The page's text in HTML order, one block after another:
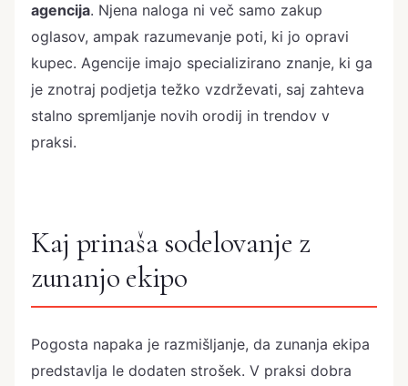
agencija. Njena naloga ni več samo zakup
oglasov, ampak razumevanje poti, ki jo opravi
kupec. Agencije imajo specializirano znanje, ki ga
je znotraj podjetja težko vzdrževati, saj zahteva
stalno spremljanje novih orodij in trendov v
praksi.
Kaj prinaša sodelovanje z
zunanjo ekipo
Pogosta napaka je razmišljanje, da zunanja ekipa
predstavlja le dodaten strošek. V praksi dobra